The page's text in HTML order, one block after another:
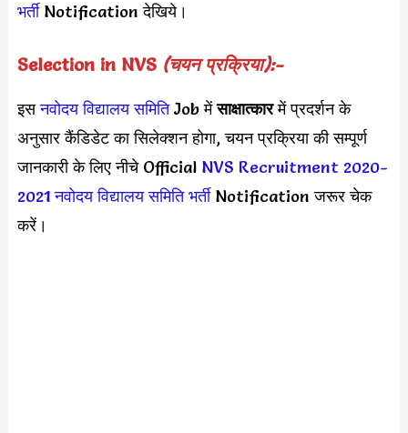
भर्तीNotification देखिये।
Selection in NVS (चयन प्रक्रिया):-
इसनवोदय विद्यालय समितिJob मेंसाक्षात्कारमें प्रदर्शन के
अनुसार कैंडिडेट का सिलेक्शन होगा, चयन प्रक्रिया की सम्पूर्ण
जानकारी के लिए नीचे Official NVS Recruitment 2020-
2021 नवोदय विद्यालय समिति भर्तीNotification जरूर चेक
करें।